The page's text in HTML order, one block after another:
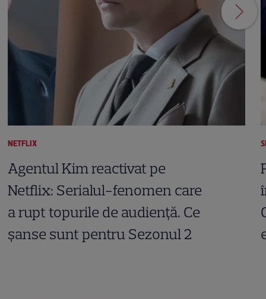
NETFLIX
Agentul Kim reactivat pe
Netflix: Serialul-fenomen care
a rupt topurile de audiență. Ce
șanse sunt pentru Sezonul 2